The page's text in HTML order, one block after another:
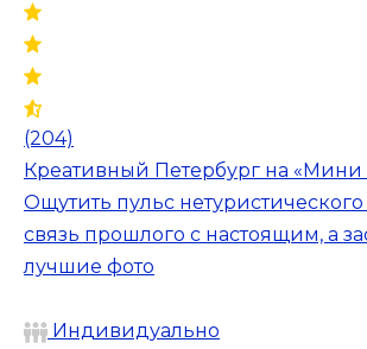
(204)
Креативный Петербург на «Мини
Ощутить пульс
связь прошлого с настоящим, а
лучшие фото
Индивидуально